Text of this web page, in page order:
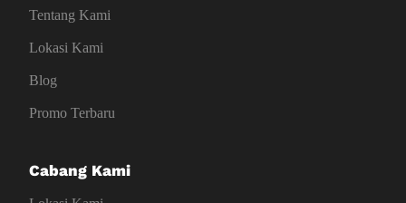
Tentang Kami
Lokasi Kami
Blog
Promo Terbaru
Cabang Kami